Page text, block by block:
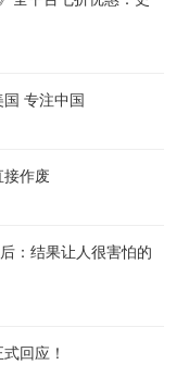
专注中国
作废
：结果让人很害怕的
回应！